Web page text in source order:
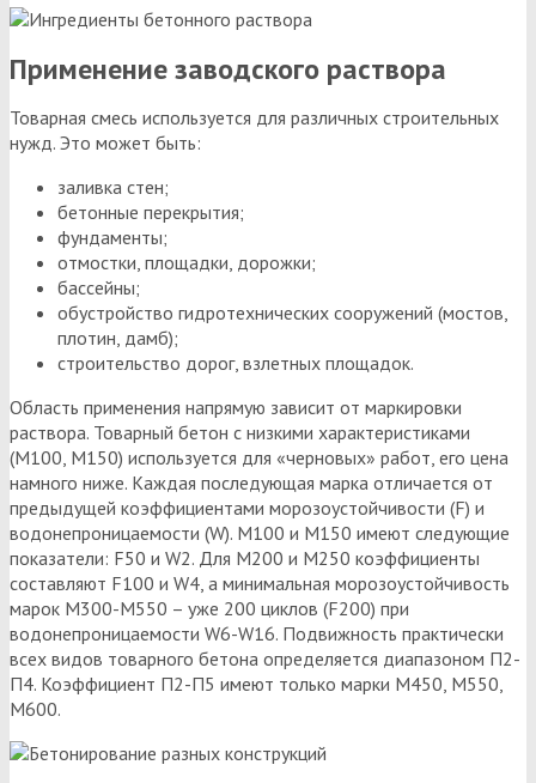
Применение заводского раствора
Товарная смесь используется для различных строительных
нужд. Это может быть:
заливка стен;
бетонные перекрытия;
фундаменты;
отмостки, площадки, дорожки;
бассейны;
обустройство гидротехнических сооружений (мостов,
плотин, дамб);
строительство дорог, взлетных площадок.
Область применения напрямую зависит от маркировки
раствора. Товарный бетон с низкими характеристиками
(М100, М150) используется для «черновых» работ, его цена
намного ниже. Каждая последующая марка отличается от
предыдущей коэффициентами морозоустойчивости (F) и
водонепроницаемости (W). М100 и М150 имеют следующие
показатели: F50 и W2. Для М200 и М250 коэффициенты
составляют F100 и W4, а минимальная морозоустойчивость
марок М300-М550 – уже 200 циклов (F200) при
водонепроницаемости W6-W16. Подвижность практически
всех видов товарного бетона определяется диапазоном П2-
П4. Коэффициент П2-П5 имеют только марки М450, М550,
М600.